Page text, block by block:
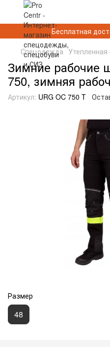
Бесплатная
Спецодежда
Зимние рабочие
750, зимняя
Артикул: URG OC 750 T
Размер
48